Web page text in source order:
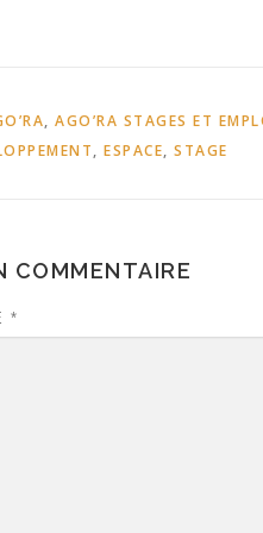
, AGO’RA STAGES ET
, ESPACE, STAGE
COMMENTAIRE
*